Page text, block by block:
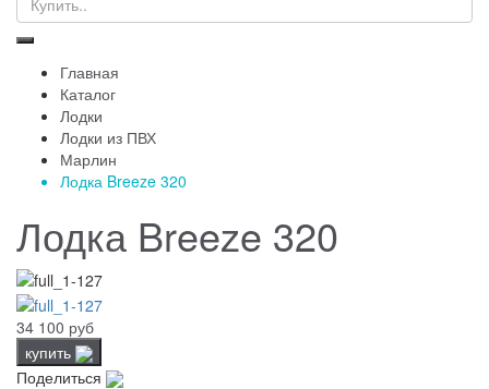
Главная
Каталог
Лодки
Лодки из ПВХ
Марлин
Лодка Breeze 320
Лодка Breeze 320
34 100 руб
купить
Поделиться